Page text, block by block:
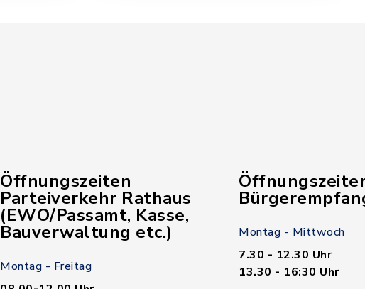
Öffnungszeiten
Parteiverkehr Rathaus
(EWO/Passamt, Kasse,
Bauverwaltung etc.)
Montag - Freitag
Montag - Mittwoch
7.30 - 12.30 Uhr
13.30 - 16:30 Uhr